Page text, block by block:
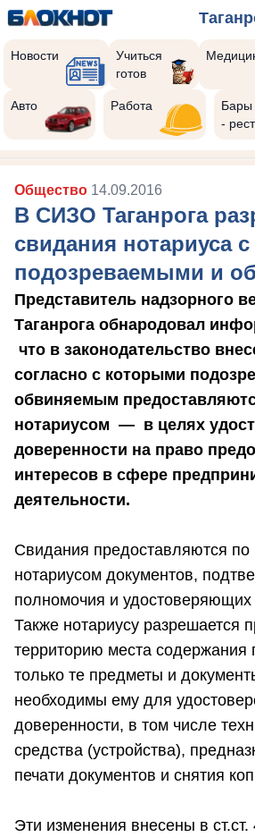
Новости
Учиться
готов
Авто Работа
Бары
-
Общество 14.09.2016
В СИЗО Таганрога
свидания нотариуса с
подозреваемыми и
Представитель надзорного
Таганрога обнародовал
что в законодательство
согласно с которыми
обвиняемым
нотариусом — в целях
доверенности на право
интересов в сфере
деятельности.
Свидания предоставляются
нотариусом документов,
полномочия и удостоверяющих
Также нотариусу разрешается
территорию места содержания
только те предметы и
необходимы ему для
доверенности, в том числе
средства (устройства),
печати документов и снятия
Эти изменения внесены в